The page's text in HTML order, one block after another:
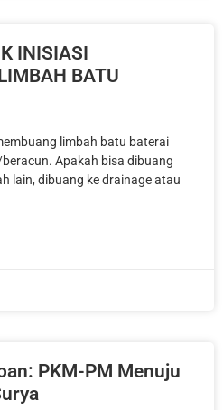
INISIASI
BATU
limbah batu baterai
Apakah bisa dibuang
lain, dibuang ke drainage atau
PKM-PM Menuju